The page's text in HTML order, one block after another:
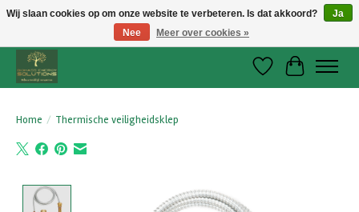
Verwarmen met Hout, natuurvriendelijk en betaalbaar!
Verlanglijst
Home / Thermische veiligheidsklep
Product image slideshow Items
Wij slaan cookies op om onze website te verbeteren. Is dat akkoord?
Ja
Nee
Meer over cookies »